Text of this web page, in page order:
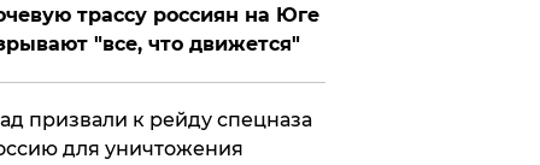
трассу россиян на Юге
"все, что движется"
призвали к рейду спецназа
для уничтожения